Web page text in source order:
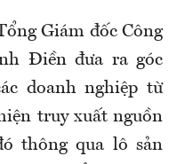
Giám đốc Công
Điền đưa ra góc
doanh nghiệp từ
truy xuất nguồn
thông qua lô sản